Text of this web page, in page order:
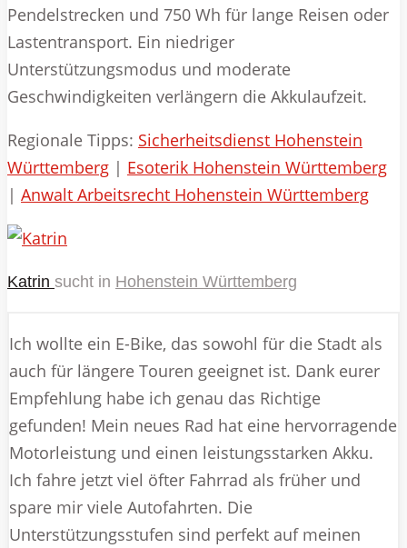
Pendelstrecken und 750 Wh für lange Reisen oder
Lastentransport. Ein niedriger
Unterstützungsmodus und moderate
Geschwindigkeiten verlängern die Akkulaufzeit.
Regionale Tipps: Sicherheitsdienst Hohenstein
Württemberg | Esoterik Hohenstein Württemberg
| Anwalt Arbeitsrecht Hohenstein Württemberg
Katrin sucht in Hohenstein Württemberg
Ich wollte ein E-Bike, das sowohl für die Stadt als
auch für längere Touren geeignet ist. Dank eurer
Empfehlung habe ich genau das Richtige
gefunden! Mein neues Rad hat eine hervorragende
Motorleistung und einen leistungsstarken Akku.
Ich fahre jetzt viel öfter Fahrrad als früher und
spare mir viele Autofahrten. Die
Unterstützungsstufen sind perfekt auf meinen